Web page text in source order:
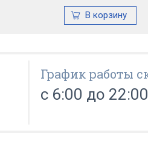
График работы
с 6:00 до 22:00